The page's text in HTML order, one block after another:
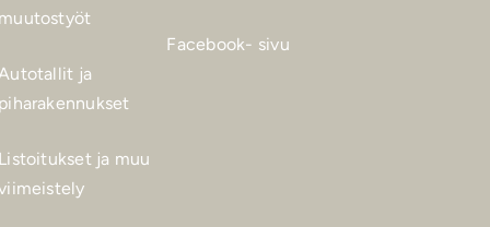
ja
ja muu
Facebook- sivu